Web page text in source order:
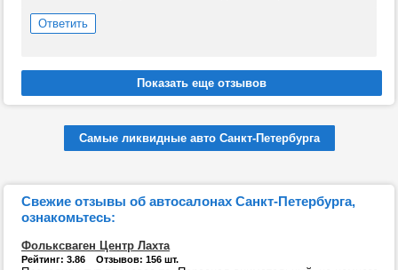
Ответить
Самые ликвидные авто Санкт-Петербурга
Свежие отзывы об автосалонах Санкт-Петербурга,
ознакомьтесь:
Фольксваген Центр Лахта
Рейтинг: 3.86 Отзывов: 156 шт.